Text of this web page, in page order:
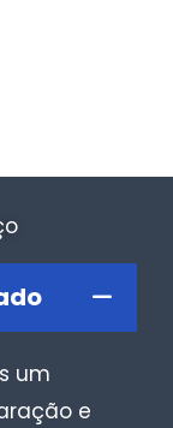
um
e